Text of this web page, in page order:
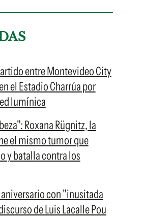
entre Montevideo City
el Estadio Charrúa por
lumínica
Roxana Rügnitz, la
el mismo tumor que
y batalla contra los
con "inusitada
de Luis Lacalle Pou